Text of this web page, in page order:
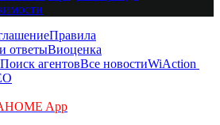
Правила
ответыВиоценка
Поиск агентовВсе новостиWiAction
App